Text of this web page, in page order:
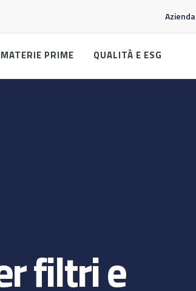
Azienda
MATERIE PRIME QUALITÀ E ESG
filtri e